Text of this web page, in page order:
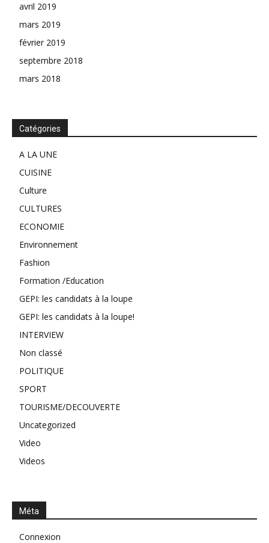
avril 2019
mars 2019
février 2019
septembre 2018
mars 2018
Catégories
A LA UNE
CUISINE
Culture
CULTURES
ECONOMIE
Environnement
Fashion
Formation /Education
GEPI: les candidats à la loupe
GEPI: les candidats à la loupe!
INTERVIEW
Non classé
POLITIQUE
SPORT
TOURISME/DECOUVERTE
Uncategorized
Video
Videos
Méta
Connexion